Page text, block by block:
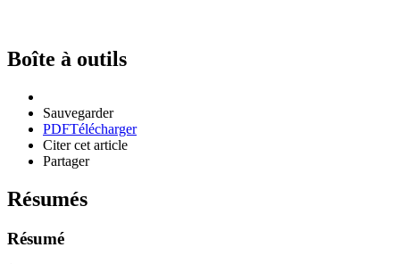
Boîte à outils
Sauvegarder
PDFTélécharger
Citer cet article
Partager
Résumés
Résumé